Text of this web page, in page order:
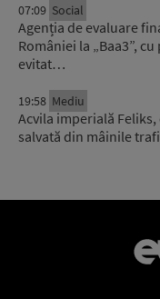
07:09 Social
Agenția de evaluare
României la „Baa3”,
evitat…
19:58 Mediu
Acvila imperială
salvată din mâinile